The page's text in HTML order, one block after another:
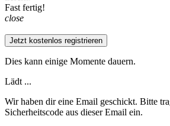
Fast fertig!
close
Jetzt kostenlos registrieren
Dies kann einige Momente dauern.
Lädt ...
Wir haben dir eine Email geschickt. Bitte
Sicherheitscode aus dieser Email ein.